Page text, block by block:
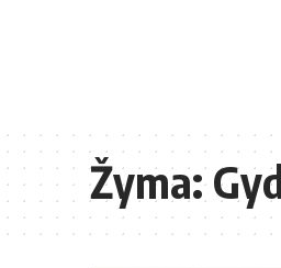
Žyma: